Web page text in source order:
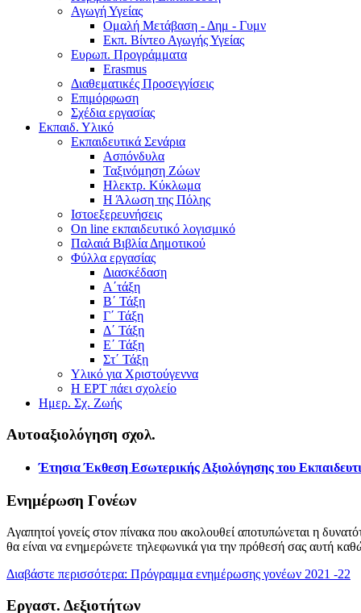
Αγωγή Υγείας
Ομαλή Μετάβαση - Δημ - Γυμν
Εκπ. Βίντεο Αγωγής Υγείας
Ευρωπ. Προγράμματα
Erasmus
Διαθεματικές Προσεγγίσεις
Επιμόρφωση
Σχέδια εργασίας
Εκπαιδ. Υλικό
Εκπαιδευτικά Σενάρια
Ασπόνδυλα
Ταξινόμηση Ζώων
Ηλεκτρ. Κύκλωμα
Η Άλωση της Πόλης
Ιστοεξερευνήσεις
On line εκπαιδευτικό λογισμικό
Παλαιά Βιβλία Δημοτικού
Φύλλα εργασίας
Διασκέδαση
Α΄τάξη
Β΄ Τάξη
Γ΄ Τάξη
Δ΄ Τάξη
Ε΄ Τάξη
Στ΄ Τάξη
Υλικό για Χριστούγεννα
Η ΕΡΤ πάει σχολείο
Ημερ. Σχ. Ζωής
Αυτοαξιολόγηση σχολ.
Έτησια Έκθεση Εσωτερικής Αξιολόγησης του
Ενημέρωση Γονέων
Αγαπητοί γονείς στον πίνακα που ακολουθεί αποτυπώνεται η
θα είναι να ενημερώνετε τηλεφωνικά για την πρόθεσή σας αυτή
Διαβάστε περισσότερα: Πρόγραμμα ενημέρωσης γονέων 2021 -22
Εργαστ. Δεξιοτήτων